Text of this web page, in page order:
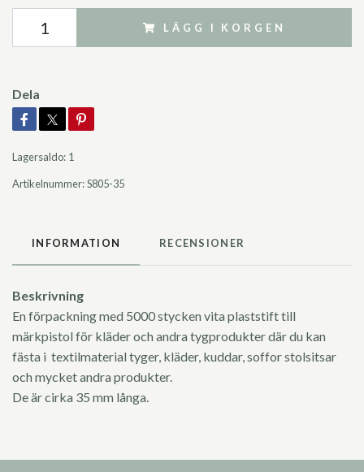
LÄGG I KORGEN
Dela
Lagersaldo: 1
Artikelnummer:S805-35
INFORMATION RECENSIONER
Beskrivning
En förpackning med 5000 stycken vita plaststift till
märkpistol för kläder och andra tygprodukter där du kan
fästa i textilmaterial tyger, kläder, kuddar, soffor stolsitsar
och mycket andra produkter.
De är cirka 35 mm långa.